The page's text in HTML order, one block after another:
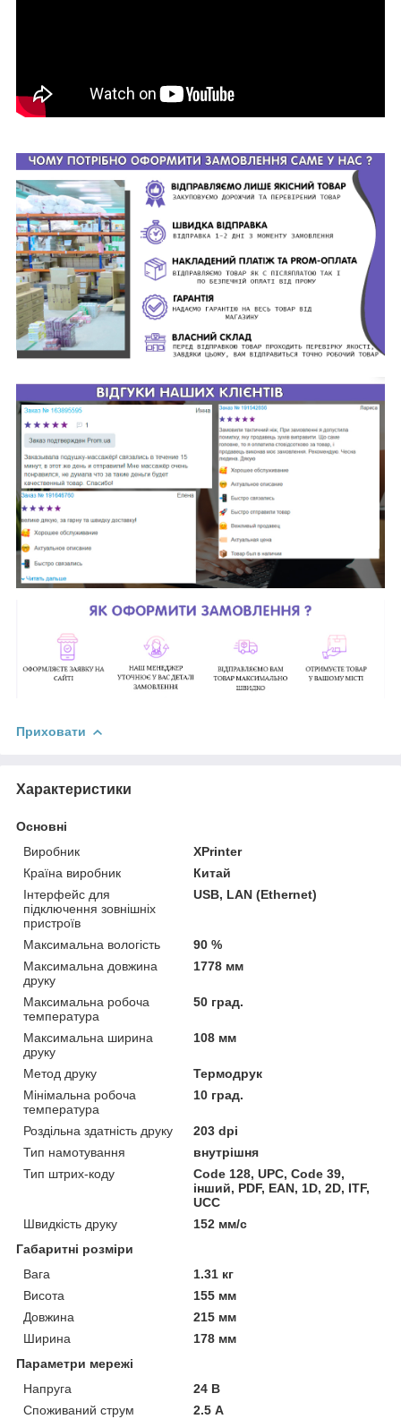
Приховати
Характеристики
Основні
Виробник
XPrinter
Країна виробник
Китай
Інтерфейс для
підключення зовнішніх
пристроїв
USB, LAN (Ethernet)
Максимальна вологість
90 %
Максимальна довжина
друку
1778 мм
Максимальна робоча
температура
50 град.
Максимальна ширина
друку
108 мм
Метод друку
Термодрук
Мінімальна робоча
температура
10 град.
Роздільна здатність друку
203 dpi
Тип намотування
внутрішня
Тип штрих-коду
Code 128, UPC, Code 39,
інший, PDF, EAN, 1D, 2D, ITF,
UCC
Швидкість друку
152 мм/с
Габаритні розміри
Вага
1.31 кг
Висота
155 мм
Довжина
215 мм
Ширина
178 мм
Параметри мережі
Напруга
24 В
Споживаний струм
2.5 А